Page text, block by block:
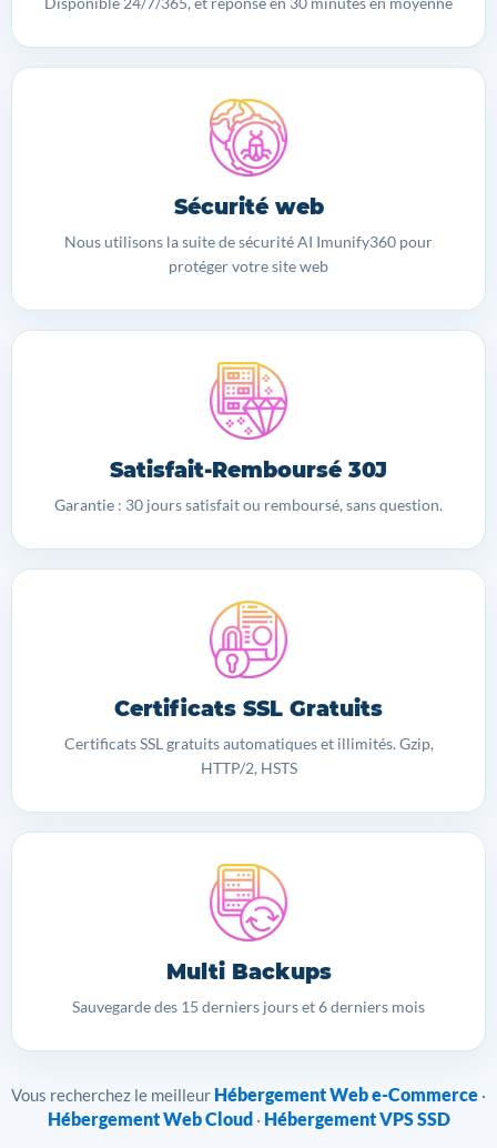
Sécurité web
Nous utilisons la suite de sécurité AI Imunify360 pour
protéger votre site web
Satisfait-Remboursé 30J
Garantie : 30 jours satisfait ou remboursé, sans question.
Certificats SSL Gratuits
Certificats SSL gratuits automatiques et illimités. Gzip,
HTTP/2, HSTS
Multi Backups
Sauvegarde des 15 derniers jours et 6 derniers mois
Vous recherchez le meilleur Hébergement Web e-Commerce ·
Hébergement Web Cloud · Hébergement VPS SSD